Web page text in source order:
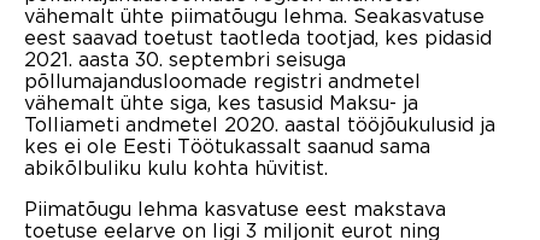
vähemalt ühte piimatõugu lehma. Seakasvatuse
eest saavad toetust taotleda tootjad, kes pidasid
2021. aasta 30. septembri seisuga
põllumajandusloomade registri andmetel
vähemalt ühte siga, kes tasusid Maksu- ja
Tolliameti andmetel 2020. aastal tööjõukulusid ja
kes ei ole Eesti Töötukassalt saanud sama
abikõlbuliku kulu kohta hüvitist.
Piimatõugu lehma kasvatuse eest makstava
toetuse eelarve on ligi 3 miljonit eurot ning